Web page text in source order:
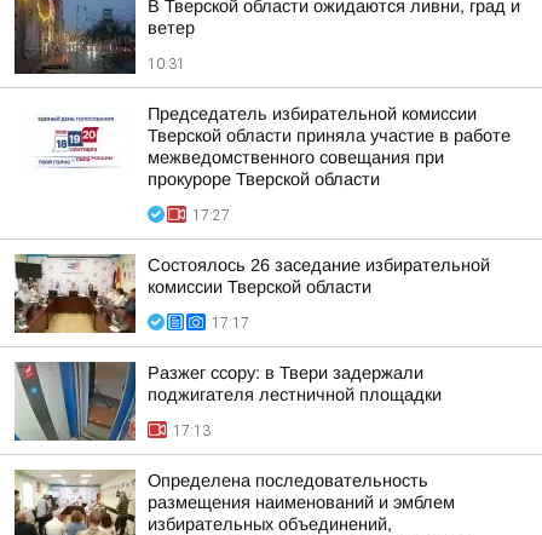
В Тверской области ожидаются ливни, град и
ветер
10:31
Председатель избирательной комиссии
Тверской области приняла участие в работе
межведомственного совещания при
прокуроре Тверской области
17:27
Состоялось 26 заседание избирательной
комиссии Тверской области
17:17
Разжег ссору: в Твери задержали
поджигателя лестничной площадки
17:13
Определена последовательность
размещения наименований и эмблем
избирательных объединений,